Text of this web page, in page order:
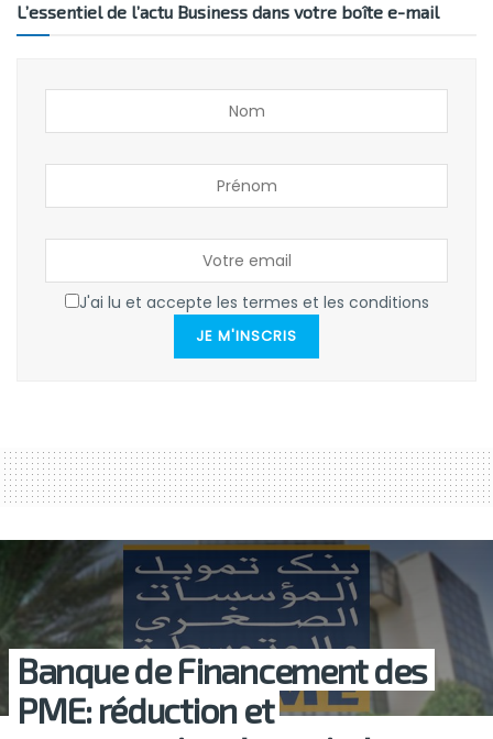
L’essentiel de l’actu Business dans votre boîte e-mail
J'ai lu et accepte les termes et les conditions
JE M'INSCRIS
Banque de Financement des
PME: réduction et